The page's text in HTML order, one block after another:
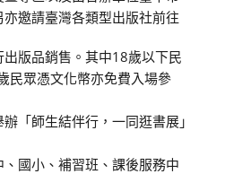
邀請臺灣各類型出版社前往
版品銷售。其中18歲以下民
民眾憑文化幣亦免費入場參
「師生結伴行，一同逛書展」
國小、補習班、課後服務中